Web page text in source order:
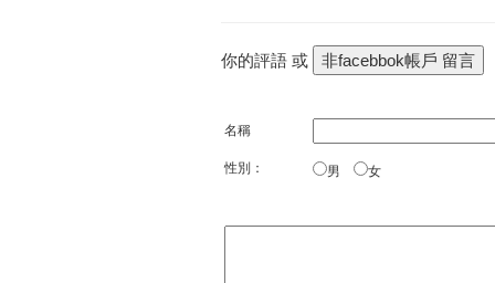
你的評語 或
名稱
性別： 男 女